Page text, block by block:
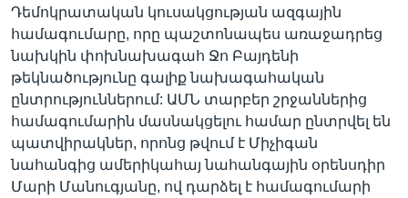
Դեմոկրատական կուսակցության ազգային
համագումարը, որը պաշտոնապես առաջադրեց
նախկին փոխնախագահ Ջո Բայդենի
թեկնածությունը գալիք նախագահական
ընտրություններում: ԱՄՆ տարբեր շրջաններից
համագումարին մասնակցելու համար ընտրվել են
պատվիրակներ, որոնց թվում է Միչիգան
նահանգից ամերիկահայ նահանգային օրենսդիր
Մարի Մանուգյանը, ով դարձել է համագումարի